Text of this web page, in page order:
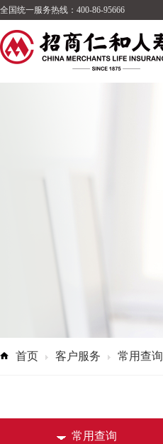
全国统一服务热线：400-86-95666
首页 客户服务 常用查询
常用查询